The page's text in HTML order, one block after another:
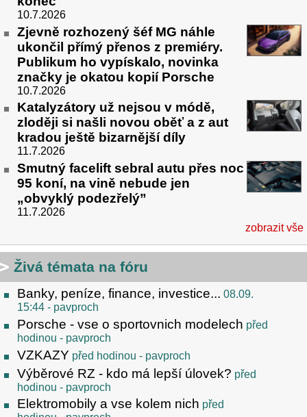
10.7.2026
Zjevně rozhozený šéf MG náhle
ukončil přímý přenos z premiéry.
Publikum ho vypískalo, novinka
značky je okatou kopií Porsche
10.7.2026
Katalyzátory už nejsou v módě,
zloději si našli novou oběť a z aut
kradou ještě bizarnější díly
11.7.2026
Smutný facelift sebral autu přes noc
95 koní, na vině nebude jen
„obvyklý podezřelý”
11.7.2026
zobrazit vše
Živá témata na fóru
Banky, peníze, finance, investice... 08.09.
15:44 - pavproch
Porsche - vse o sportovnich modelech před
hodinou - pavproch
VZKAZY před hodinou - pavproch
Výběrové RZ - kdo má lepší úlovek? před
hodinou - pavproch
Elektromobily a vse kolem nich před